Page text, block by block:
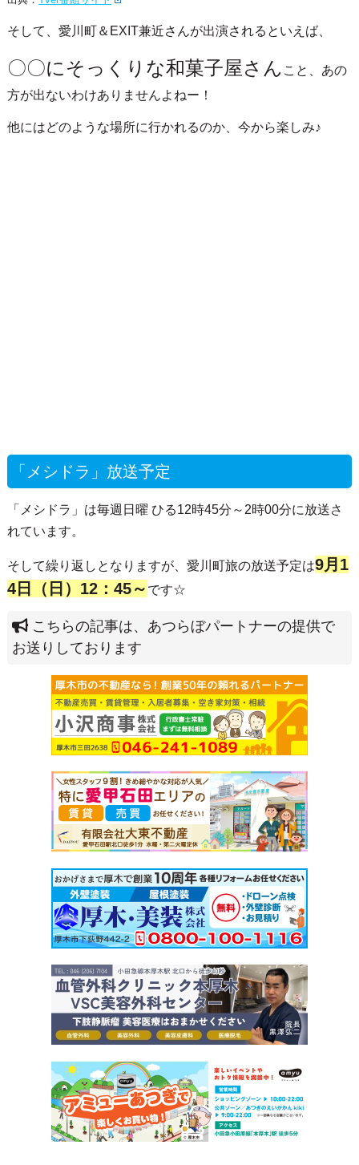
そして、愛川町＆EXIT兼近さんが出演されるといえば、
〇〇にそっくりな和菓子屋さん こと、あの
方が出ないわけありませんよねー！
他にはどのような場所に行かれるのか、今から楽しみ♪
「メシドラ」放送予定
「メシドラ」は毎週日曜 ひる12時45分～2時00分に放送さ
れています。
そして繰り返しとなりますが、愛川町旅の放送予定は9月1
4日（日）12：45～ です☆
こちらの記事は、あつらぼパートナーの提供で
お送りしております